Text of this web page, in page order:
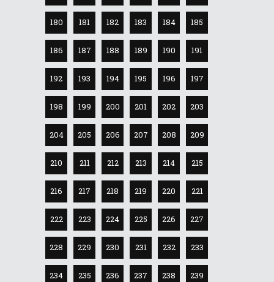
180 181 182 183 184 185
186 187 188 189 190 191
192 193 194 195 196 197
198 199 200 201 202 203
204 205 206 207 208 209
210 211 212 213 214 215
216 217 218 219 220 221
222 223 224 225 226 227
228 229 230 231 232 233
234 235 236 237 238 239